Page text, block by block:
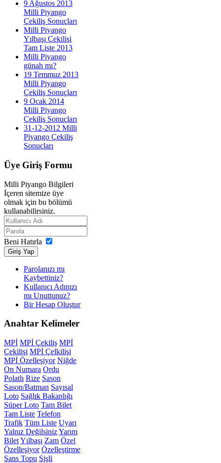
9 Ağustos 2013
Milli Piyango
Çekiliş Sonuçları
Milli Piyango
Yılbaşı Çekilişi
Tam Liste 2013
Milli Piyango
günah mı?
19 Temmuz 2013
Milli Piyango
Çekiliş Sonuçları
9 Ocak 2014
Milli Piyango
Çekiliş Sonuçları
31-12-2012 Milli
Piyango Çekiliş
Sonuçları
Üye Giriş Formu
Milli Piyango Bilgileri
İçeren sitemize üye
olmak için bu bölümü
kullanabilirsiniz.
Beni Hatırla
Giriş Yap
Parolanızı mı
Kaybettiniz?
Kullanıcı Adınızı
mı Unuttunuz?
Bir Hesap Oluştur
Anahtar Kelimeler
MPİ MPİ Çekiliş MPİ
Çekilişi MPİ Çelkilişi
MPİ Özelleşiyor Niğde
On Numara Ordu
Polatlı Rize Sason
Sason/Batman Sayısal
Loto Sağlık Bakanlığı
Süper Loto Tam Bilet
Tam Liste Telefon
Trafik Tüm Liste Uyarı
Yalnız DeğilsinizYarım
BiletYılbaşı Zam Özel
Özelleşiyor Özelleştirme
Şans Topu Şişli